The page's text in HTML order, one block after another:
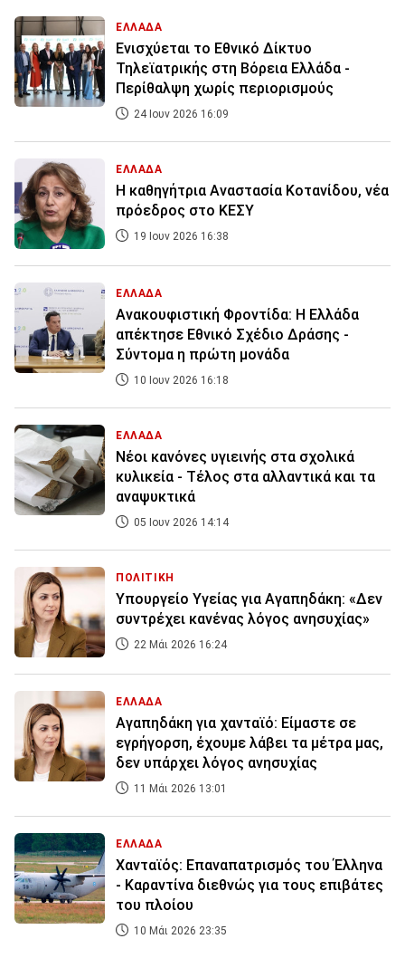
ΕΛΛΑΔΑ
Ενισχύεται το Εθνικό Δίκτυο
Τηλεϊατρικής στη Βόρεια Ελλάδα -
Περίθαλψη χωρίς περιορισμούς
24 Ιουν 2026 16:09
ΕΛΛΑΔΑ
Η καθηγήτρια Αναστασία Κοτανίδου, νέα
πρόεδρος στο ΚΕΣΥ
19 Ιουν 2026 16:38
ΕΛΛΑΔΑ
Ανακουφιστική Φροντίδα: Η Ελλάδα
απέκτησε Εθνικό Σχέδιο Δράσης -
Σύντομα η πρώτη μονάδα
10 Ιουν 2026 16:18
ΕΛΛΑΔΑ
Νέοι κανόνες υγιεινής στα σχολικά
κυλικεία - Τέλος στα αλλαντικά και τα
αναψυκτικά
05 Ιουν 2026 14:14
ΠΟΛΙΤΙΚΗ
Υπουργείο Υγείας για Αγαπηδάκη: «Δεν
συντρέχει κανένας λόγος ανησυχίας»
22 Μάι 2026 16:24
ΕΛΛΑΔΑ
Αγαπηδάκη για χανταϊό: Είμαστε σε
εγρήγορση, έχουμε λάβει τα μέτρα μας,
δεν υπάρχει λόγος ανησυχίας
11 Μάι 2026 13:01
ΕΛΛΑΔΑ
Χανταϊός: Επαναπατρισμός του Έλληνα
- Καραντίνα διεθνώς για τους επιβάτες
του πλοίου
10 Μάι 2026 23:35